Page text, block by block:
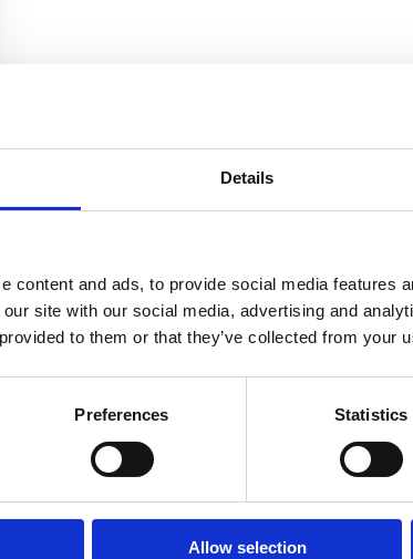
Details
content and ads, to provide social media features
site with our social media, advertising and
to them or that they’ve collected from your
Preferences Statistics
Allow selection